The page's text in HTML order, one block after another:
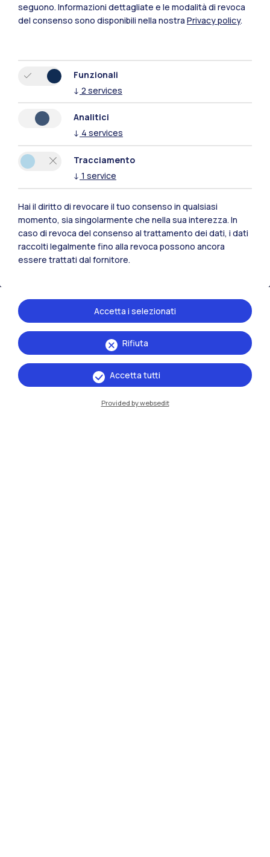
Polimi Community
Tutti i siti dell’ecosistema
seguono. Informazioni dettagliate e le modalità di revoca
del consenso sono disponibili nella nostra Privacy policy.
Funzionali
↓ 2 services
Analitici
↓ 4 services
Tracciamento
↓ 1 service
Hai il diritto di revocare il tuo consenso in qualsiasi
momento, sia singolarmente che nella sua interezza. In
caso di revoca del consenso al trattamento dei dati, i dati
raccolti legalmente fino alla revoca possono ancora
essere trattati dal fornitore.
Rifiuta
Accetta i selezionati
Accetta tutti
Provided by websedit